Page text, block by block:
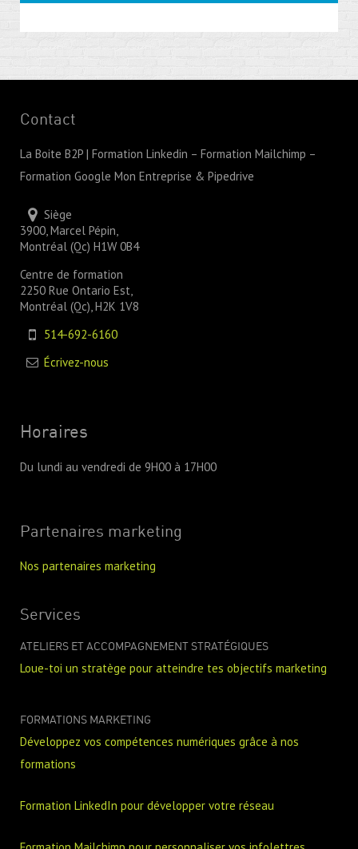
Contact
La Boite B2P | Formation Linkedin – Formation Mailchimp –
Formation Google Mon Entreprise & Pipedrive
Siège
3900, Marcel Pépin,
Montréal (Qc) H1W 0B4
Centre de formation
2250 Rue Ontario Est,
Montréal (Qc), H2K 1V8
514-692-6160
Écrivez-nous
Horaires
Du lundi au vendredi de 9H00 à 17H00
Partenaires marketing
Nos partenaires marketing
Services
ATELIERS ET ACCOMPAGNEMENT STRATÉGIQUES
Loue-toi un stratège pour atteindre tes objectifs marketing
FORMATIONS MARKETING
Développez vos compétences numériques grâce à nos
formations
Formation LinkedIn pour développer votre réseau